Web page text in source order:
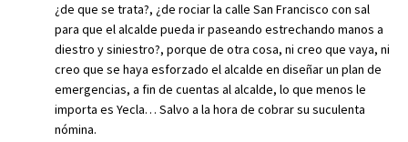
¿de que se trata?, ¿de rociar la calle San Francisco con sal
para que el alcalde pueda ir paseando estrechando manos a
diestro y siniestro?, porque de otra cosa, ni creo que vaya, ni
creo que se haya esforzado el alcalde en diseñar un plan de
emergencias, a fin de cuentas al alcalde, lo que menos le
importa es Yecla… Salvo a la hora de cobrar su suculenta
nómina.